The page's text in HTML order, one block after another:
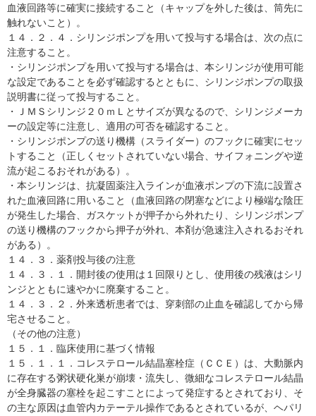
血液回路等に確実に接続すること（キャップを外した後は、筒先に
触れないこと）。
１４．２．４．シリンジポンプを用いて投与する場合は、次の点に
注意すること。
・シリンジポンプを用いて投与する場合は、本シリンジが使用可能
な設定であることを必ず確認するとともに、シリンジポンプの取扱
説明書に従って投与すること。
・ＪＭＳシリンジ２０ｍＬとサイズが異なるので、シリンジメーカ
ーの設定等に注意し、適用の可否を確認すること。
・シリンジポンプの送り機構（スライダー）のフックに確実にセッ
トすること（正しくセットされていない場合、サイフォニングや逆
流が起こるおそれがある）。
・本シリンジは、抗凝固薬注入ラインが血液ポンプの下流に設置さ
れた血液回路に用いること（血液回路の閉塞などにより極端な陰圧
が発生した場合、ガスケットが押子から外れたり、シリンジポンプ
の送り機構のフックから押子が外れ、本剤が急速注入されるおそれ
がある）。
１４．３．薬剤投与後の注意
１４．３．１．開封後の使用は１回限りとし、使用後の残液はシリ
ンジとともに速やかに廃棄すること。
１４．３．２．外来透析患者では、穿刺部の止血を確認してから帰
宅させること。
（その他の注意）
１５．１．臨床使用に基づく情報
１５．１．１．コレステロール結晶塞栓症（ＣＣＥ）は、大動脈内
に存在する粥状硬化巣が崩壊・流失し、微細なコレステロール結晶
が全身臓器の塞栓を起こすことによって発症するとされており、そ
の主な原因は血管内カテーテル操作であるとされているが、ヘパリ